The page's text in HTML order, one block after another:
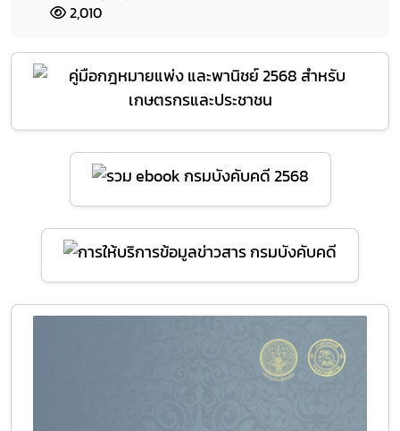
2,010